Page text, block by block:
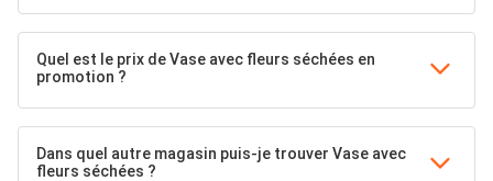
Quel est le prix de Vase avec fleurs séchées en
promotion ?
Dans quel autre magasin puis-je trouver Vase avec
fleurs séchées ?